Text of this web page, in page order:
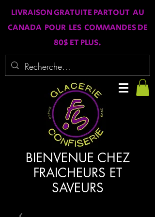
LIVRAISON GRATUITE PARTOUT AU
CANADA POUR LES COMMANDES DE
80$ ET PLUS.
BIENVENUE CHEZ
FRAICHEURS ET
SAVEURS